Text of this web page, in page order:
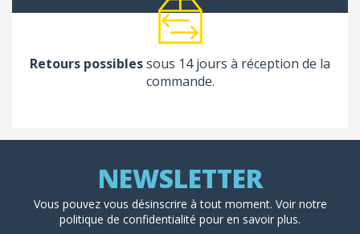
Retours possiblessous 14 jours à réception de la
commande.
Vous pouvez vous désinscrire à tout moment. Voir notre
politique de confidentialité pour en savoir plus.